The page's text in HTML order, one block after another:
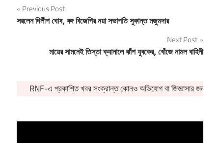
Post
navigation
Previous Post
সরলেন দিলীপ ঘোষ, বঙ্গ বিজেপির নয়া সভাপতি সুকান্ত মজুমদার
Next Post
মায়ের সামনেই তিস্তা ক্যানালে ঝাঁপ যুবকের, খোঁজে নামল বাহিনী
RNF-এ প্রকাশিত খবর সংক্রান্ত কোনও অভিযোগ বা জিজ্ঞাসার